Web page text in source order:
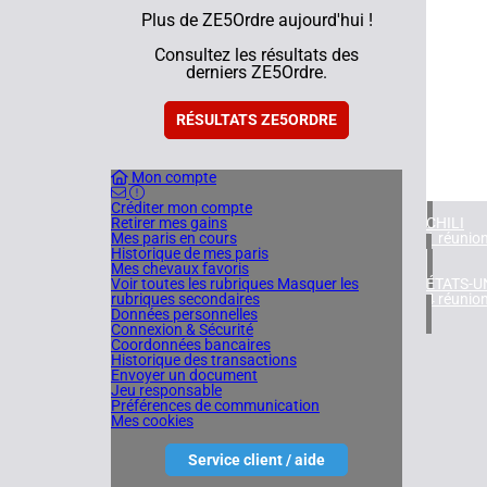
Plus de ZE5Ordre aujourd'hui !
Consultez les résultats des
derniers ZE5Ordre.
RÉSULTATS ZE5ORDRE
Mon compte
Créditer mon compte
Retirer mes gains
Mes paris en cours
Historique de mes paris
Mes chevaux favoris
Voir toutes les rubriques Masquer les
rubriques secondaires
Données personnelles
Connexion & Sécurité
Coordonnées bancaires
Historique des transactions
Envoyer un document
Jeu responsable
Préférences de communication
Mes cookies
Service client / aide
CHILI
1
ÉTATS-
4